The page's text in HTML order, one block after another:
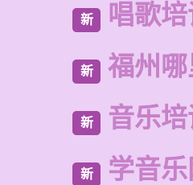
新 唱歌
新 福州
新 音乐
新 学音